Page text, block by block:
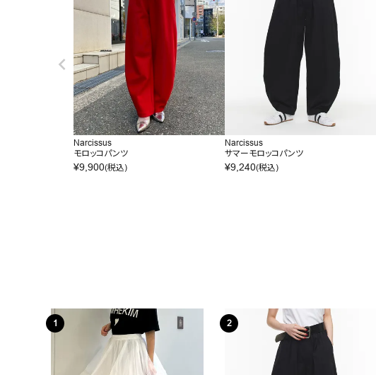
Narcissus
モロッコパンツ
¥9,900(税込)
Narcissus
サマーモロッコパンツ
¥9,240(税込)